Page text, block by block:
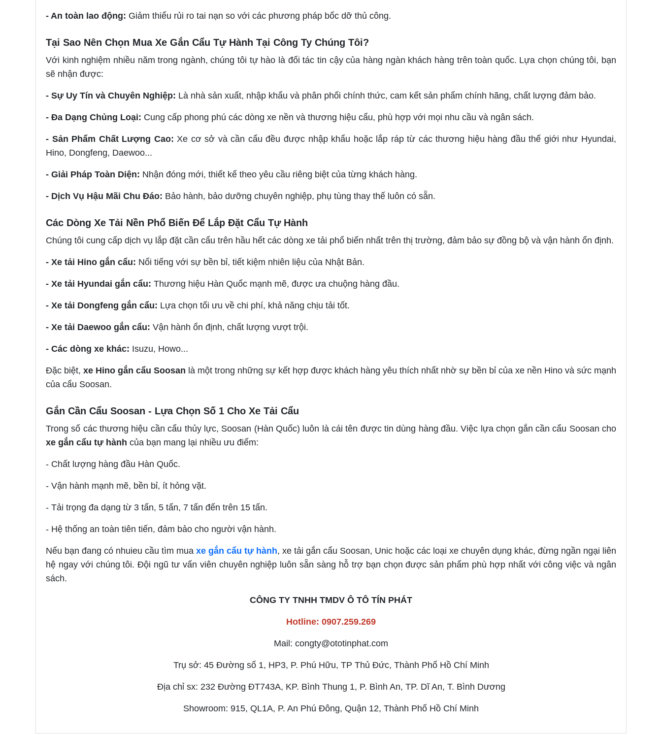
- An toàn lao động: Giảm thiểu rủi ro tai nạn so với các phương pháp bốc dỡ thủ công.
Tại Sao Nên Chọn Mua Xe Gắn Cẩu Tự Hành Tại Công Ty Chúng Tôi?
Với kinh nghiệm nhiều năm trong ngành, chúng tôi tự hào là đối tác tin cậy của hàng ngàn khách hàng trên toàn quốc. Lựa chọn chúng tôi, bạn
sẽ nhận được:
- Sự Uy Tín và Chuyên Nghiệp: Là nhà sản xuất, nhập khẩu và phân phối chính thức, cam kết sản phẩm chính hãng, chất lượng đảm bảo.
- Đa Dạng Chủng Loại: Cung cấp phong phú các dòng xe nền và thương hiệu cẩu, phù hợp với mọi nhu cầu và ngân sách.
- Sản Phẩm Chất Lượng Cao: Xe cơ sở và cần cẩu đều được nhập khẩu hoặc lắp ráp từ các thương hiệu hàng đầu thế giới như Hyundai,
Hino, Dongfeng, Daewoo...
- Giải Pháp Toàn Diện: Nhận đóng mới, thiết kế theo yêu cầu riêng biệt của từng khách hàng.
- Dịch Vụ Hậu Mãi Chu Đáo: Bảo hành, bảo dưỡng chuyên nghiệp, phụ tùng thay thế luôn có sẵn.
Các Dòng Xe Tải Nền Phổ Biến Để Lắp Đặt Cẩu Tự Hành
Chúng tôi cung cấp dịch vụ lắp đặt cần cẩu trên hầu hết các dòng xe tải phổ biến nhất trên thị trường, đảm bảo sự đồng bộ và vận hành ổn định.
- Xe tải Hino gắn cẩu: Nổi tiếng với sự bền bỉ, tiết kiệm nhiên liệu của Nhật Bản.
- Xe tải Hyundai gắn cẩu: Thương hiệu Hàn Quốc mạnh mẽ, được ưa chuộng hàng đầu.
- Xe tải Dongfeng gắn cẩu: Lựa chọn tối ưu về chi phí, khả năng chịu tải tốt.
- Xe tải Daewoo gắn cẩu: Vận hành ổn định, chất lượng vượt trội.
- Các dòng xe khác: Isuzu, Howo...
Đặc biệt, xe Hino gắn cẩu Soosan là một trong những sự kết hợp được khách hàng yêu thích nhất nhờ sự bền bỉ của xe nền Hino và sức mạnh
của cẩu Soosan.
Gắn Cần Cẩu Soosan - Lựa Chọn Số 1 Cho Xe Tải Cẩu
Trong số các thương hiệu cần cẩu thủy lực, Soosan (Hàn Quốc) luôn là cái tên được tin dùng hàng đầu. Việc lựa chọn gắn cần cẩu Soosan cho
xe gắn cẩu tự hành của bạn mang lại nhiều ưu điểm:
- Chất lượng hàng đầu Hàn Quốc.
- Vận hành mạnh mẽ, bền bỉ, ít hỏng vặt.
- Tải trọng đa dạng từ 3 tấn, 5 tấn, 7 tấn đến trên 15 tấn.
- Hệ thống an toàn tiên tiến, đảm bảo cho người vận hành.
Nếu bạn đang có nhuieu cầu tìm mua xe gắn cẩu tự hành, xe tải gắn cẩu Soosan, Unic hoặc các loại xe chuyên dụng khác, đừng ngần ngại liên
hệ ngay với chúng tôi. Đội ngũ tư vấn viên chuyên nghiệp luôn sẵn sàng hỗ trợ bạn chọn được sản phẩm phù hợp nhất với công việc và ngân
sách.
CÔNG TY TNHH TMDV Ô TÔ TÍN PHÁT
Hotline: 0907.259.269
Mail: congty@ototinphat.com
Trụ sở: 45 Đường số 1, HP3, P. Phú Hữu, TP Thủ Đức, Thành Phố Hồ Chí Minh
Địa chỉ sx: 232 Đường ĐT743A, KP. Bình Thung 1, P. Bình An, TP. Dĩ An, T. Bình Dương
Showroom: 915, QL1A, P. An Phú Đông, Quận 12, Thành Phố Hồ Chí Minh